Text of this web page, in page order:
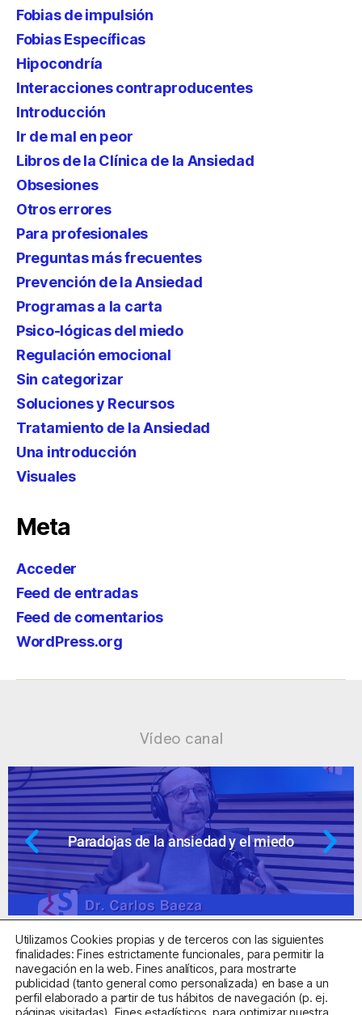
Fobias de impulsión
Fobias Específicas
Hipocondría
Interacciones contraproducentes
Introducción
Ir de mal en peor
Libros de la Clínica de la Ansiedad
Obsesiones
Otros errores
Para profesionales
Preguntas más frecuentes
Prevención de la Ansiedad
Programas a la carta
Psico-lógicas del miedo
Regulación emocional
Sin categorizar
Soluciones y Recursos
Tratamiento de la Ansiedad
Una introducción
Visuales
Meta
Acceder
Feed de entradas
Feed de comentarios
WordPress.org
Vídeo canal
de la ansiedad y el miedo
Centro Sanitario Autorizado con el código E08737002
Utilizamos Cookies propias y de terceros con las siguientes
finalidades: Fines estrictamente funcionales, para permitir la
navegación en la web. Fines analíticos, para mostrarte
publicidad (tanto general como personalizada) en base a un
perfil elaborado a partir de tus hábitos de navegación (p. ej.
páginas visitadas). Fines estadísticos, para optimizar nuestra